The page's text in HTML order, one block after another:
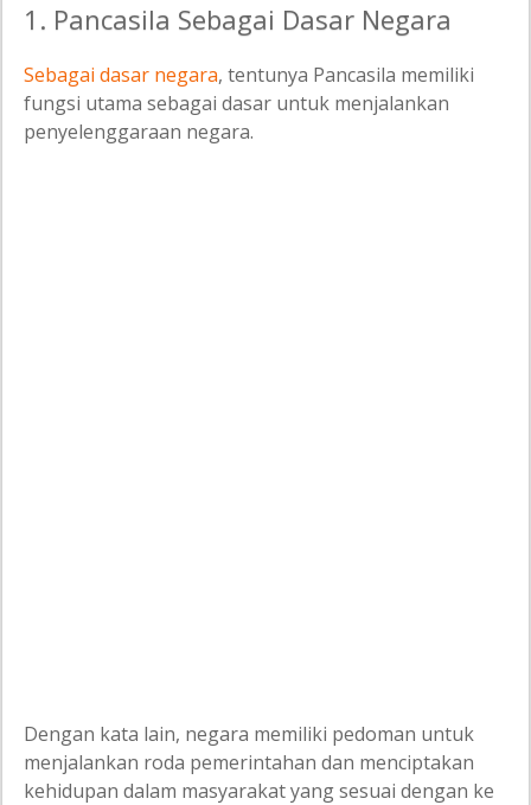
1. Pancasila Sebagai Dasar Negara
Sebagai dasar negara, tentunya Pancasila memiliki
fungsi utama sebagai dasar untuk menjalankan
penyelenggaraan negara.
Dengan kata lain, negara memiliki pedoman untuk
menjalankan roda pemerintahan dan menciptakan
kehidupan dalam masyarakat yang sesuai dengan ke